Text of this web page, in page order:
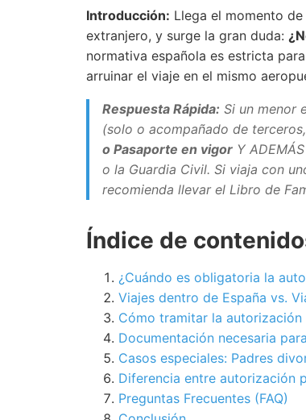
Introducción: Llega el momento
extranjero, y surge la gran duda:
normativa española es estricta
arruinar el viaje en el mismo
Respuesta Rápida: Si un menor
(solo o acompañado de
o Pasaporte en vigor Y
o la Guardia Civil. Si viaja con
recomienda llevar el Libro de
Índice de
¿Cuándo es obligatoria la
Viajes dentro de España vs.
Cómo tramitar la autorización
Documentación necesaria
Casos especiales: Padres
Diferencia entre autorización
Preguntas Frecuentes (FAQ)